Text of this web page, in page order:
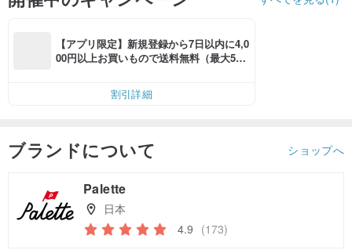
【アプリ限定】新規登録から7日以内に4,0
00円以上お買いもので送料無料（最大500
割引詳細
ブランドについて ショップへ
Palette
日本
4.9 (173)